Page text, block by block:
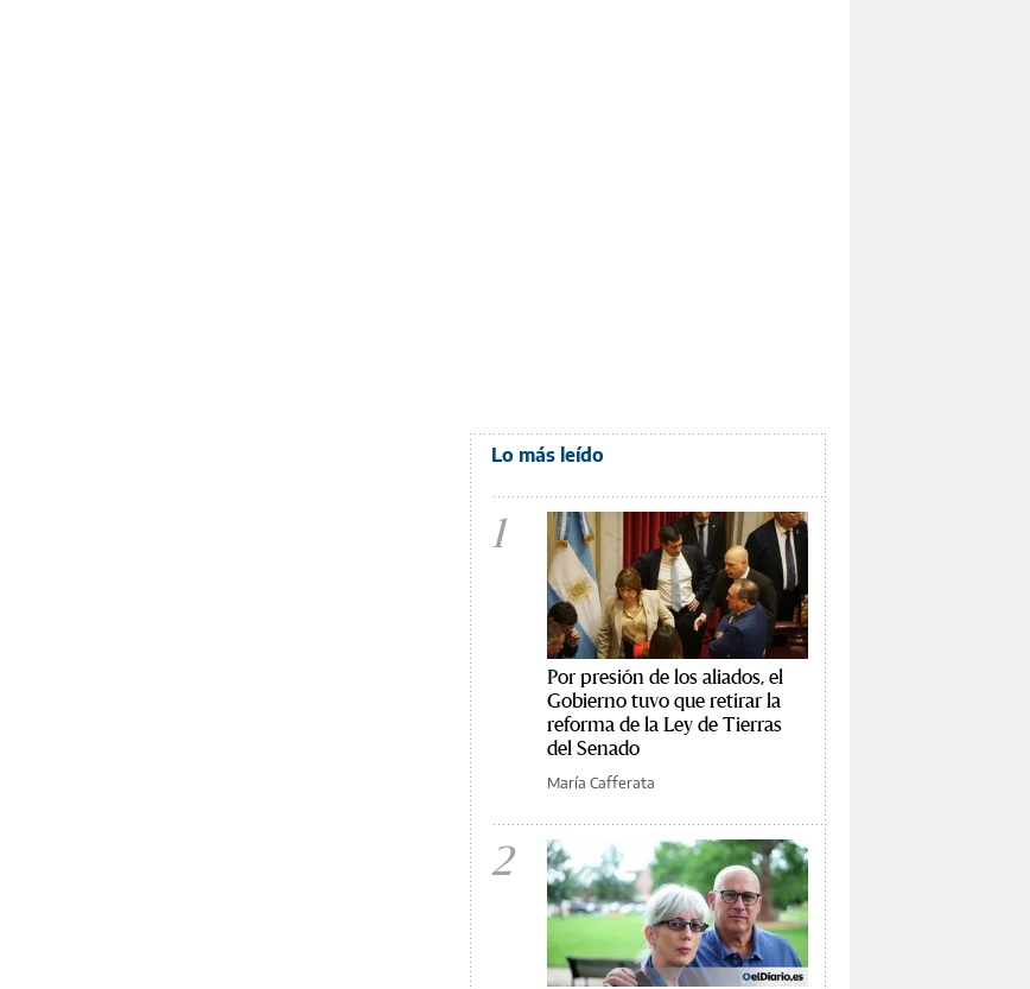
Lo más leído
1
Por presión de los aliados, el
Gobierno tuvo que retirar la
reforma de la Ley de Tierras
del Senado
María Cafferata
2